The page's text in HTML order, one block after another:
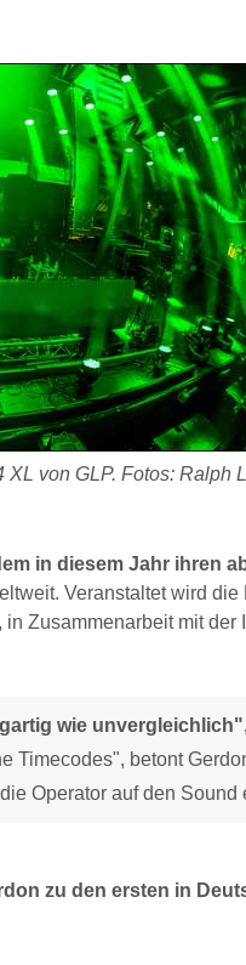
von GLP. Fotos: Ralph
in diesem Jahr ihren
Veranstaltet wird
Zusammenarbeit mit
wie
Timecodes", betont
Operator auf den
zu den ersten in